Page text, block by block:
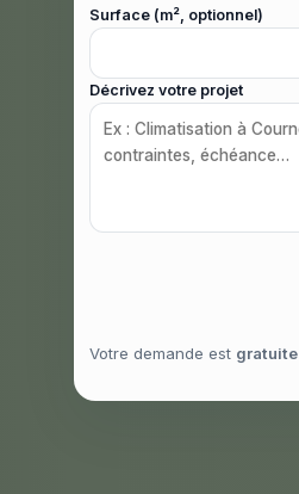
Surface (m², optionnel)
Décrivez votre projet
Votre demande est gratuite